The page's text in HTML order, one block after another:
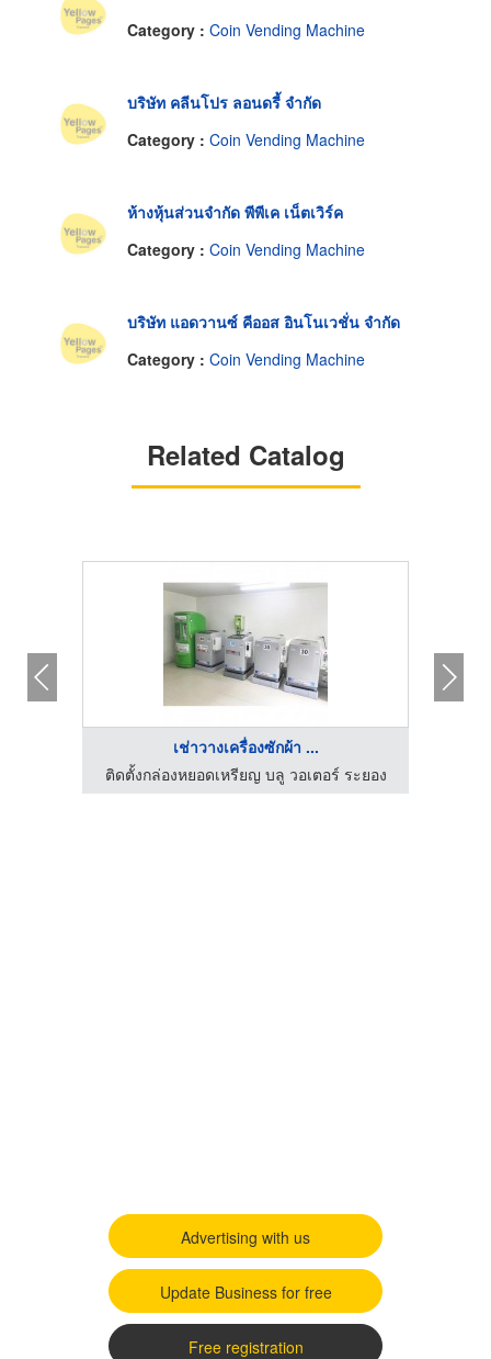
Category : Coin Vending Machine
บริษัท คลีนโปร ลอนดรี้ จำกัด
Category : Coin Vending Machine
ห้างหุ้นส่วนจำกัด พีพีเค เน็ตเวิร์ค
Category : Coin Vending Machine
บริษัท แอดวานซ์ คีออส อินโนเวชั่น จำกัด
Category : Coin Vending Machine
Related Catalog
เช่าวางเครื่องซักผ้า ...
ติดตั้งกล่องหยอดเหรียญ บลู วอเตอร์ ระยอง
Advertising with us
Update Business for free
Free registration